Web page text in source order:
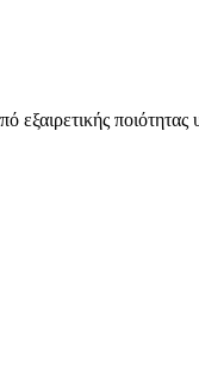
εξαιρετικής ποιότητας